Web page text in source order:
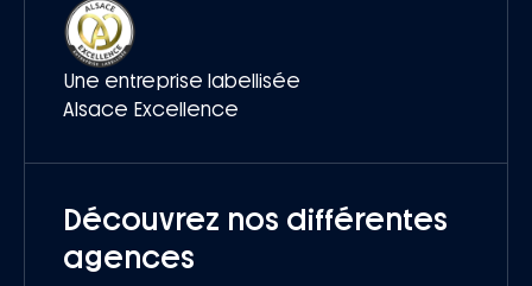
Une entreprise labellisée
Alsace Excellence
Découvrez nos différentes
agences